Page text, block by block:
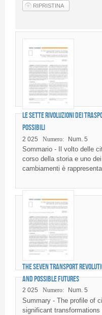
Fornitori di prodotti e
Le sette rivoluzioni dei
possibili
2 025 Numero: Num. 5
Sommario - Il volto delle
corso della storia e uno
cambiamenti è
The seven transport
and possible futures
2 025 Numero: Num. 5
Summary - The profile of
significant